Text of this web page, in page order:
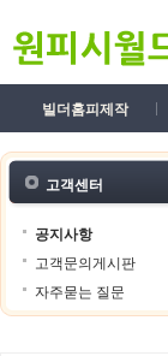
빌더홈피제작
고객센터
공지사항
고객문의게시판
자주묻는 질문